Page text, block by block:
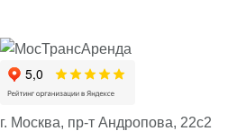
г. Москва, пр-т Андропова, 22с2